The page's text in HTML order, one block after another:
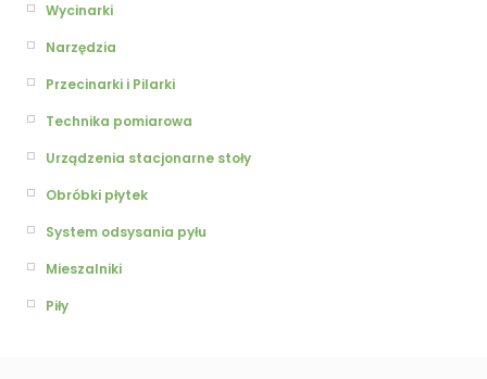
Wycinarki
Narzędzia
Przecinarki i Pilarki
Technika pomiarowa
Urządzenia stacjonarne stoły
Obróbki płytek
System odsysania pyłu
Mieszalniki
Piły